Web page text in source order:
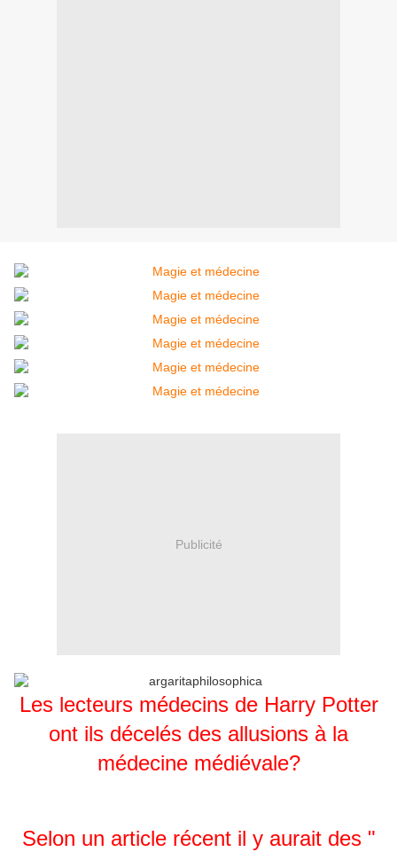
Publicité
Les lecteurs médecins de Harry Potter
ont ils décelés des allusions à la
médecine médiévale?
Selon un article récent il y aurait des "